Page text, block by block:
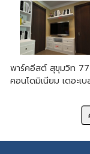
พาร์คอีสต์ สุขุมวิท
คอนโดมิเนียม เดอะ